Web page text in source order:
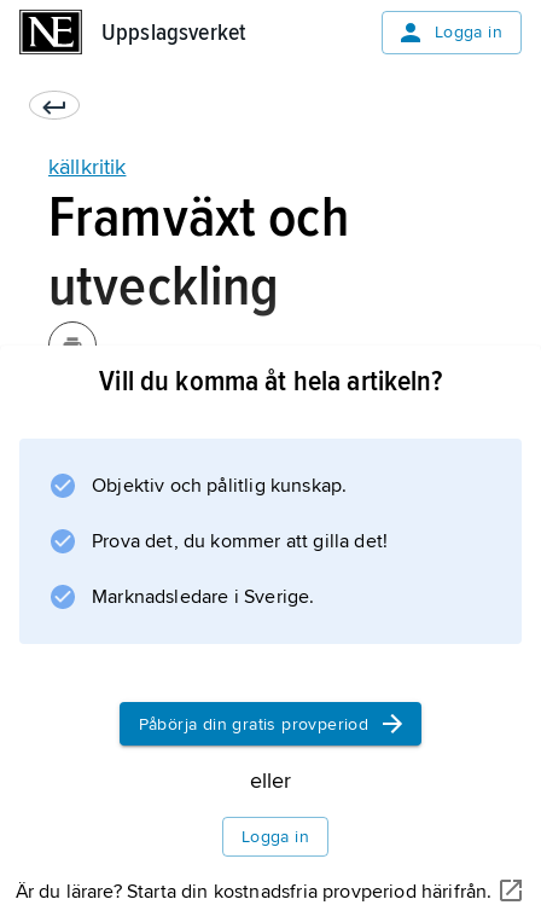
Uppslagsverket Logga in
källkritik
Framväxt och
utveckling
Så diskuterade exempelvis Thukydides
trovärdigheten i olika tillgängliga
informationer. Även nordiska historiker under
exempelvis Snorre Sturlasson, men man
Vill du komma åt hela artikeln?
Objektiv och pålitlig kunskap.
Prova det, du kommer att gilla det!
Marknadsledare i Sverige.
Påbörja din gratis provperiod
eller
Logga in
Är du lärare? Starta din kostnadsfria provperiod härifrån.